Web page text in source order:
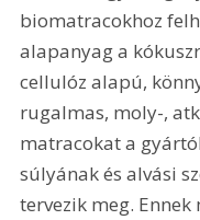
biomatracokhoz
alapanyag a
cellulóz alapú,
rugalmas, moly-,
matracokat a
súlyának és alvási
tervezik meg.